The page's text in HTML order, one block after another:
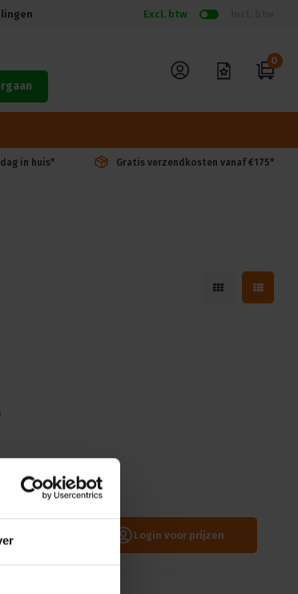
Excl. btw
0
in huis* Gratis verzendkosten vanaf €175*
betrouwbaar
Login voor prijzen